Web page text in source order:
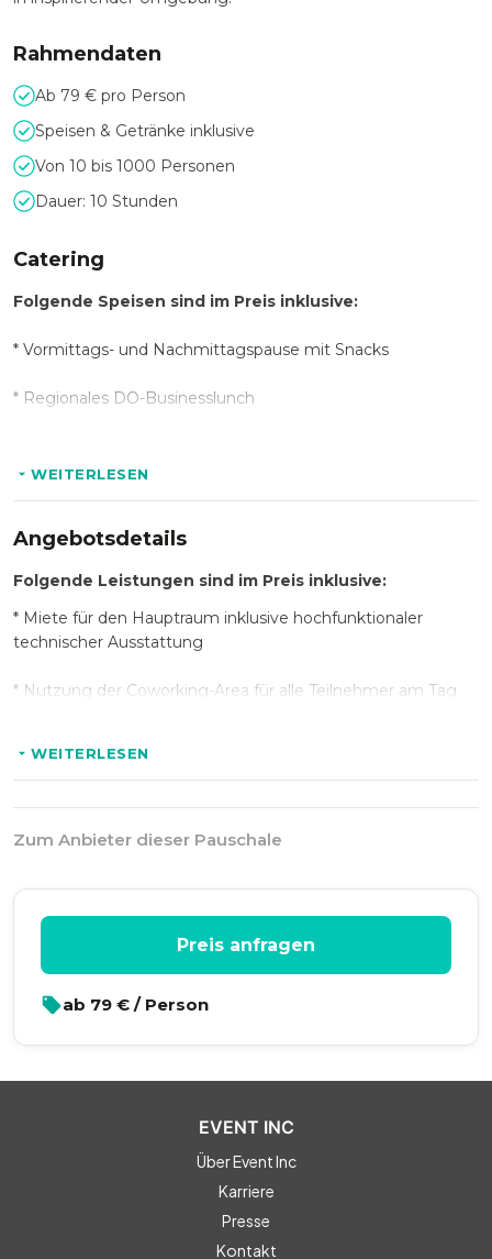
Rahmendaten
Ab 79 € pro Person
Speisen & Getränke inklusive
Von 10 bis 1000 Personen
Dauer: 10 Stunden
Catering
Folgende Speisen sind im Preis inklusive:
* Vormittags- und Nachmittagspause mit Snacks
* Regionales DO-Businesslunch
Folgende Getränke sind im Preis inklusive:
und Tee)
WEITERLESEN
Angebotsdetails
Folgende Leistungen sind im Preis inklusive:
* Miete für den Hauptraum inklusive hochfunktionaler
technischer Ausstattung
* Nutzung der Coworking-Area für alle Teilnehmer am Tag
Highspeed Internetzugang (WLAN)
WEITERLESEN
Zum Anbieter dieser Pauschale
Preis anfragen
ab 79 € / Person
EVENT INC
Über Event Inc
Karriere
Presse
Kontakt